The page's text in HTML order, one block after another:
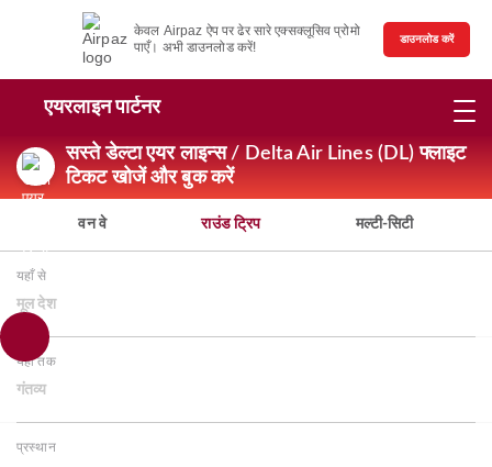
केवल Airpaz ऐप पर ढेर सारे एक्सक्लूसिव प्रोमो
पाएँ। अभी डाउनलोड करें!
डाउनलोड करें
एयरलाइन पार्टनर
सस्ते डेल्टा एयर लाइन्स / Delta Air Lines (DL) फ्लाइट
टिकट खोजें और बुक करें
वन वे राउंड ट्रिप मल्टी-सिटी
यहाँ से
मूल देश
यहाँ तक
गंतव्य
प्रस्थान